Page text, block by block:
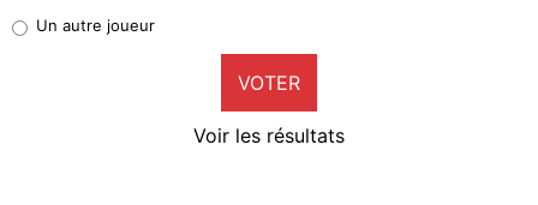
9%
Un autre joueur
VOTER
Voir les résultats